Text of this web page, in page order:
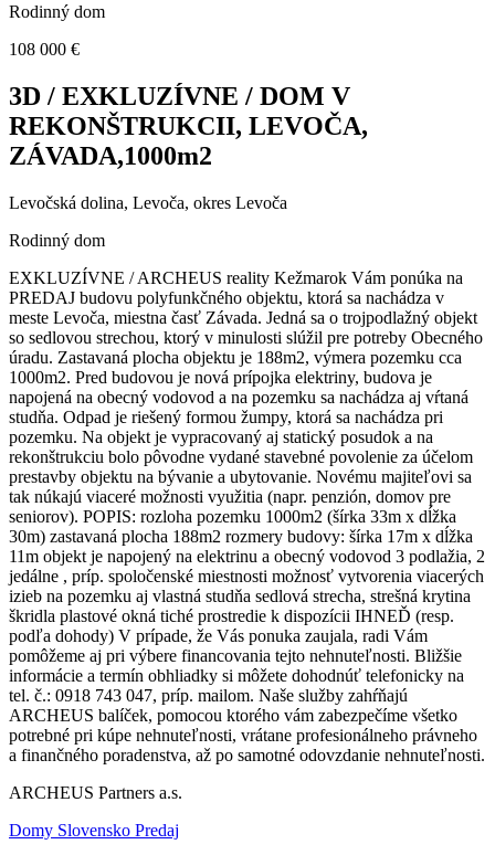
Rodinný dom
108 000 €
3D / EXKLUZÍVNE / DOM V
REKONŠTRUKCII, LEVOČA,
ZÁVADA,1000m2
Levočská dolina, Levoča, okres Levoča
Rodinný dom
EXKLUZÍVNE / ARCHEUS reality Kežmarok Vám ponúka na
PREDAJ budovu polyfunkčného objektu, ktorá sa nachádza v
meste Levoča, miestna časť Závada. Jedná sa o trojpodlažný objekt
so sedlovou strechou, ktorý v minulosti slúžil pre potreby Obecného
úradu. Zastavaná plocha objektu je 188m2, výmera pozemku cca
1000m2. Pred budovou je nová prípojka elektriny, budova je
napojená na obecný vodovod a na pozemku sa nachádza aj vŕtaná
studňa. Odpad je riešený formou žumpy, ktorá sa nachádza pri
pozemku. Na objekt je vypracovaný aj statický posudok a na
rekonštrukciu bolo pôvodne vydané stavebné povolenie za účelom
prestavby objektu na bývanie a ubytovanie. Novému majiteľovi sa
tak núkajú viaceré možnosti využitia (napr. penzión, domov pre
seniorov). POPIS: rozloha pozemku 1000m2 (šírka 33m x dĺžka
30m) zastavaná plocha 188m2 rozmery budovy: šírka 17m x dĺžka
11m objekt je napojený na elektrinu a obecný vodovod 3 podlažia, 2
jedálne , príp. spoločenské miestnosti možnosť vytvorenia viacerých
izieb na pozemku aj vlastná studňa sedlová strecha, strešná krytina
škridla plastové okná tiché prostredie k dispozícii IHNEĎ (resp.
podľa dohody) V prípade, že Vás ponuka zaujala, radi Vám
pomôžeme aj pri výbere financovania tejto nehnuteľnosti. Bližšie
informácie a termín obhliadky si môžete dohodnúť telefonicky na
tel. č.: 0918 743 047, príp. mailom. Naše služby zahŕňajú
ARCHEUS balíček, pomocou ktorého vám zabezpečíme všetko
potrebné pri kúpe nehnuteľnosti, vrátane profesionálneho právneho
a finančného poradenstva, až po samotné odovzdanie nehnuteľnosti.
ARCHEUS Partners a.s.
Domy Slovensko Predaj